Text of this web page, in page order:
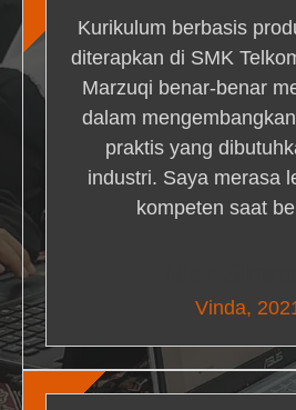
Kurikulum berbasis
diterapkan di SMK
Marzuqi benar-benar
dalam
praktis yang
industri. Saya merasa
kompeten saat
Vinda,